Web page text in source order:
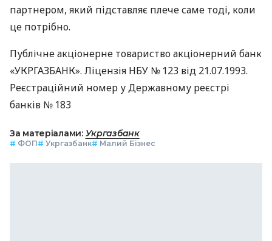
партнером, який підставляє плече саме тоді, коли
це потрібно.
Публічне акціонерне товариство акціонерний банк
«УКРГАЗБАНК». Ліцензія НБУ № 123 від 21.07.1993.
Реєстраційний номер у Державному реєстрі
банків № 183
За матеріалами: Укргазбанк
# ФОП# Укргазбанк# Малий Бізнес